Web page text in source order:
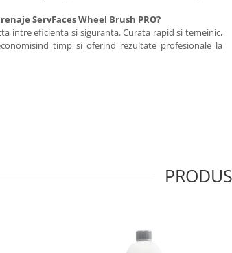
ServFaces Wheel Brush PRO?
intre eficienta si siguranta. Curata rapid si temeinic,
timp si oferind rezultate profesionale la